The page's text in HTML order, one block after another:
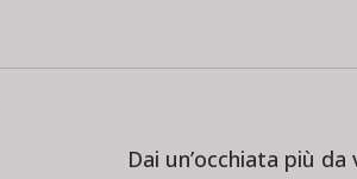
Dai un’occhiata più da